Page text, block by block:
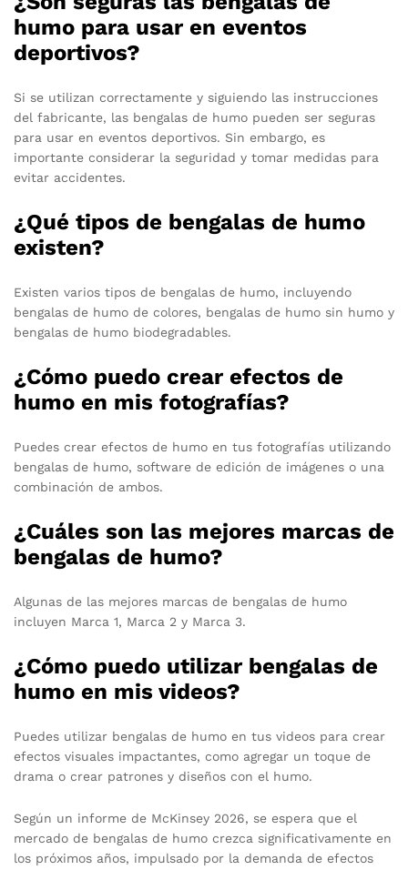
humo para usar en eventos
deportivos?
Si se utilizan correctamente y siguiendo las instrucciones
del fabricante, las bengalas de humo pueden ser seguras
para usar en eventos deportivos. Sin embargo, es
importante considerar la seguridad y tomar medidas para
evitar accidentes.
¿Qué tipos de bengalas de humo
existen?
Existen varios tipos de bengalas de humo, incluyendo
bengalas de humo de colores, bengalas de humo sin humo y
bengalas de humo biodegradables.
¿Cómo puedo crear efectos de
humo en mis fotografías?
Puedes crear efectos de humo en tus fotografías utilizando
bengalas de humo, software de edición de imágenes o una
combinación de ambos.
¿Cuáles son las mejores marcas de
bengalas de humo?
Algunas de las mejores marcas de bengalas de humo
incluyen Marca 1, Marca 2 y Marca 3.
¿Cómo puedo utilizar bengalas de
humo en mis videos?
Puedes utilizar bengalas de humo en tus videos para crear
efectos visuales impactantes, como agregar un toque de
drama o crear patrones y diseños con el humo.
Según un informe de McKinsey 2026, se espera que el
mercado de bengalas de humo crezca significativamente en
los próximos años, impulsado por la demanda de efectos